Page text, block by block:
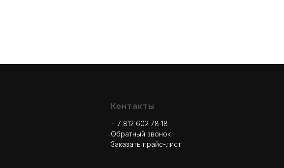
Контакты
+ 7 812 602 78 18
Обратный звонок
Заказать прайс-лист